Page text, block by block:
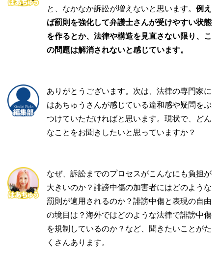
と、なかなか訴訟が増えないと思います。 例え
ば罰則を強化して弁護士さんが受けやすい状態
を作るとか、法律や構造を見直さない限り、こ
の問題は解消されないと感じています。
ありがとうございます。次は、法律の専門家に
はあちゅうさんが感じている違和感や疑問をぶ
つけていただければと思います。現状で、どん
なことをお聞きしたいと思っていますか？
なぜ、訴訟までのプロセスがこんなにも負担が
大きいのか？誹謗中傷の加害者にはどのような
罰則が適用されるのか？誹謗中傷と表現の自由
の境目は？海外ではどのような法律で誹謗中傷
を規制しているのか？など、聞きたいことがた
くさんあります。